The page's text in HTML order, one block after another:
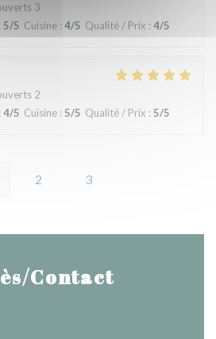
3
5/5 Cuisine : 4/5 Qualité / Prix : 4/5
2
4/5 Cuisine : 5/5 Qualité / Prix : 5/5
2 3
Contact